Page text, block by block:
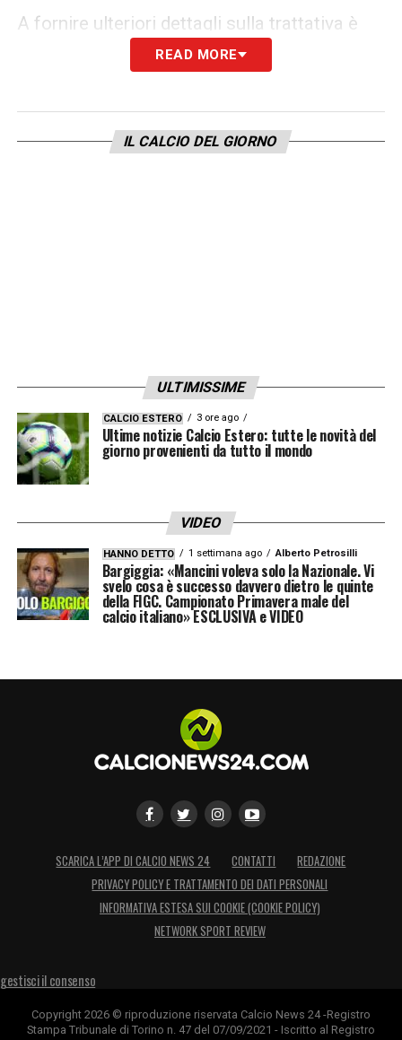
A fornire ulteriori dettagli sulla trattativa è
Fabrizio Romano. L’operazione
milioni di euro, con l’aggiunta dibonuse una
percentuale sulla futura rivendita
accogliere un profilo giovane, fisico e già
abituato al calcio italiano.
Arthur Atta Fiorentina, carriera e
caratteristiche
Cresciuto traRenneseMetz,Attaera
arrivato all’Udinese imponendosi
progressivamente come uno dei
centrocampisti più interessanti dellaSerie A
Di recente, il direttore sportivo dell’Udinese
Gianluca Naniaveva espresso grande stima
caratteristiche tecniche e tattiche «un mix
Arthur Attasi apre una nuova fase
della carriera. LaFiorentinaha deciso di
concorrenza e assicurandosi uno dei
READ MORE
IL CALCIO DEL GIORNO
ULTIMISSIME
CALCIO ESTERO 3 ore ago
Ultime notizie Calcio Estero: tutte le novità del
giorno provenienti da tutto il mondo
VIDEO
HANNO DETTO 1 settimana ago Alberto Petrosilli
Bargiggia: «Mancini voleva solo la Nazionale. Vi
svelo cosa è successo davvero dietro le quinte
della FIGC. Campionato Primavera male del
calcio italiano» ESCLUSIVA e VIDEO
SCARICA L’APP DI CALCIO NEWS 24 CONTATTI
REDAZIONE
PRIVACY POLICY E TRATTAMENTO DEI DATI PERSONALI
INFORMATIVA ESTESA SUI COOKIE (COOKIE POLICY)
NETWORK SPORT REVIEW
gestisci il consenso
Copyright 2026 © riproduzione riservata Calcio News 24 -Registro
Stampa Tribunale di Torino n. 47 del 07/09/2021 - Iscritto al Registro